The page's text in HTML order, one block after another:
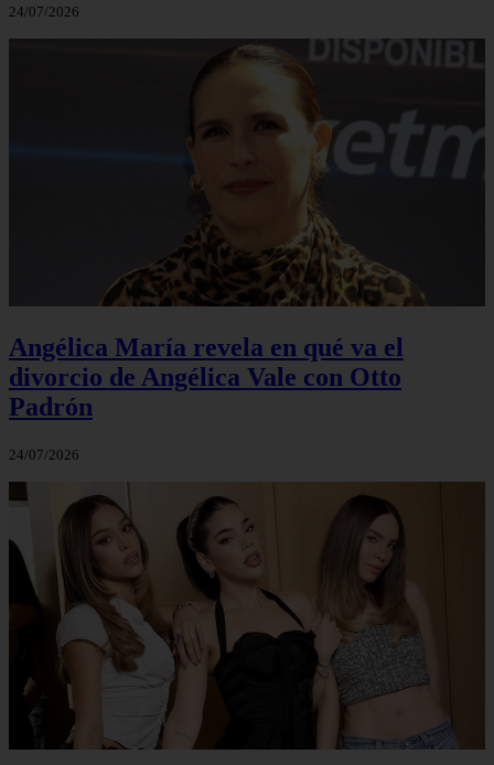
24/07/2026
Angélica María revela en qué va el
divorcio de Angélica Vale con Otto
Padrón
24/07/2026